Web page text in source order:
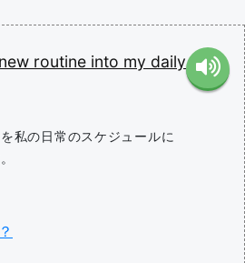
new routine into my daily
私の日常のスケジュールに